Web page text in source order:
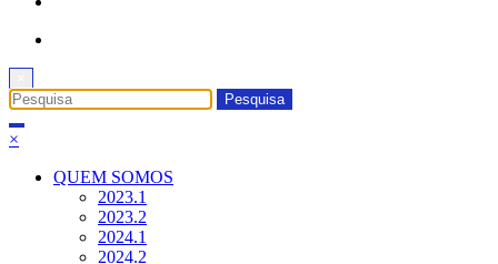
×
QUEM SOMOS
2023.1
2023.2
2024.1
2024.2